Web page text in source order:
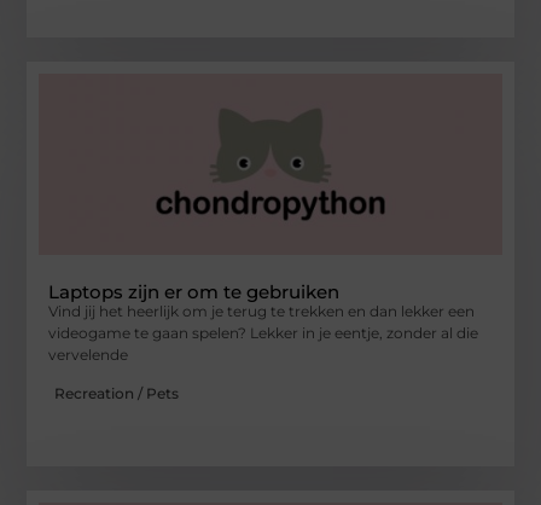
Laptops zijn er om te gebruiken
Vind jij het heerlijk om je terug te trekken en dan lekker een
videogame te gaan spelen? Lekker in je eentje, zonder al die
vervelende
Recreation / Pets